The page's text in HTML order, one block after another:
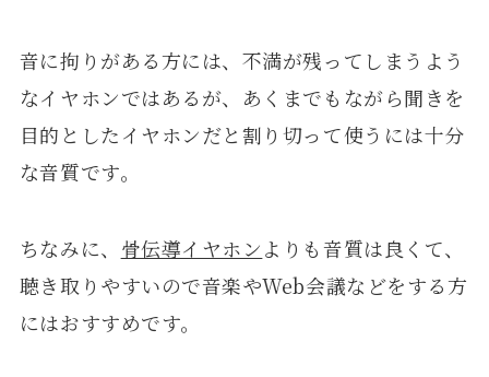
音に拘りがある方には、不満が残ってしまうよう
なイヤホンではあるが、あくまでもながら聞きを
目的としたイヤホンだと割り切って使うには十分
な音質です。
ちなみに、 骨伝導イヤホンよりも音質は良くて、
聴き取りやすいので音楽やWeb会議などをする方
にはおすすめです。